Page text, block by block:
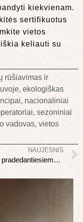
kiekvienam.
sertifikuotus
vietos
keliauti su
rūšiavimas ir
, ekologiškas
, nacionaliniai
, sezoniniai
vadovas, vietos
NAUJESNIS
Kruizas pradedantiesiems: kas žinoti prieš pirmą kartą